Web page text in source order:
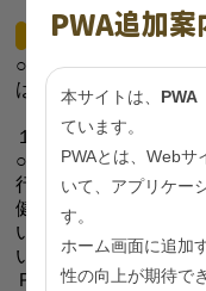
[健康づくりのた
○ 野菜摂取の推奨量
は、男性で４１．５
（１日当たり８，０
１％、女性で２２．
○ 健康づくりのため
行動を少し変化させ
健康状態について「
いる人の割合が８１
い」人と比べて２０
Ｐ２１）。
PWA追加案
本サイトは、 PWA
ています。
PWAとは、Webサ
いて、アプリケー
す。
ホーム画面に追加
性の向上が期待で